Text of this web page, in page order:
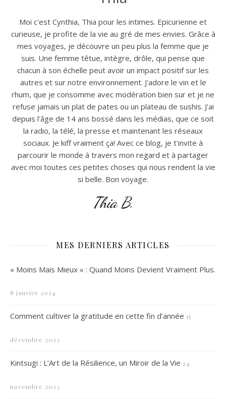
Moi c'est Cynthia, Thia pour les intimes. Epicurienne et
curieuse, je profite de la vie au gré de mes envies. Grâce à
mes voyages, je découvre un peu plus la femme que je
suis. Une femme têtue, intègre, drôle, qui pense que
chacun à son échelle peut avoir un impact positif sur les
autres et sur notre environnement. J'adore le vin et le
rhum, que je consomme avec modération bien sur et je ne
refuse jamais un plat de pates ou un plateau de sushis. J'ai
depuis l'âge de 14 ans bossé dans les médias, que ce soit
la radio, la télé, la presse et maintenant les réseaux
sociaux. Je kiff vraiment ça! Avec ce blog, je t'invite à
parcourir le monde à travers mon regard et à partager
avec moi toutes ces petites choses qui nous rendent la vie
si belle. Bon voyage.
Thia B.
MES DERNIERS ARTICLES
« Moins Mais Mieux » : Quand Moins Devient Vraiment Plus.
8 janvier 2024
Comment cultiver la gratitude en cette fin d’année 15
décembre 2023
Kintsugi : L’Art de la Résilience, un Miroir de la Vie 24
novembre 2023